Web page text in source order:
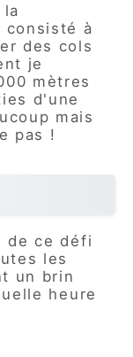
consisté à
des cols
je
mètres
d'une
mais
pas !
de ce défi
les
un brin
heure